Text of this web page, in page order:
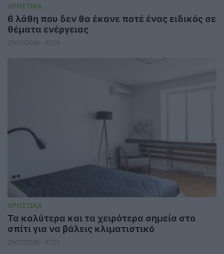
ΧΡΗΣΤΙΚΑ
6 λάθη που δεν θα έκανε ποτέ ένας ειδικός σε
θέματα ενέργειας
29/07/2026 - 07:01
ΧΡΗΣΤΙΚΑ
Τα καλύτερα και τα χειρότερα σημεία στο
σπίτι για να βάλεις κλιματιστικό
29/07/2026 - 07:01